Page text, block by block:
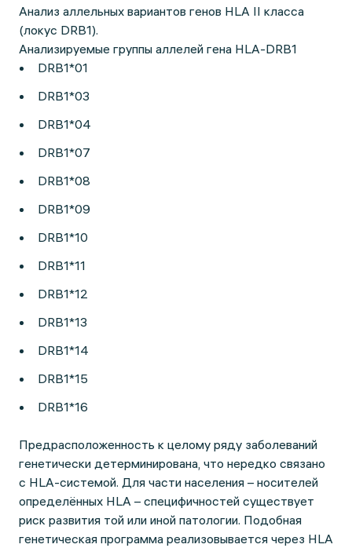
Анализ аллельных вариантов генов HLA II класса
(локус DRB1).
Анализируемые группы аллелей гена HLA-DRB1
DRB1*01
DRB1*03
DRB1*04
DRB1*07
DRB1*08
DRB1*09
DRB1*10
DRB1*11
DRB1*12
DRB1*13
DRB1*14
DRB1*15
DRB1*16
Предрасположенность к целому ряду заболеваний
генетически детерминирована, что нередко связано
с HLA-системой. Для части населения – носителей
определённых HLA – специфичностей существует
риск развития той или иной патологии. Подобная
генетическая программа реализовывается через HLA